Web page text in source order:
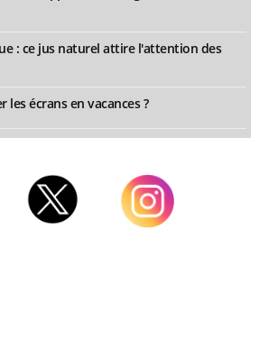
: ce jus naturel attire l'attention des
les écrans en vacances ?